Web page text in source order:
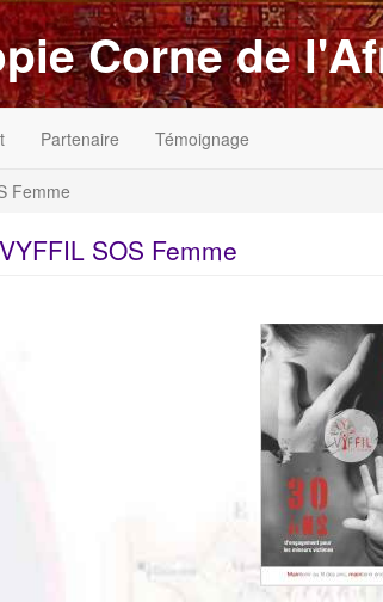
Corne de
Partenaire Témoignage
Femme
SOS Femme
ImageenAvant